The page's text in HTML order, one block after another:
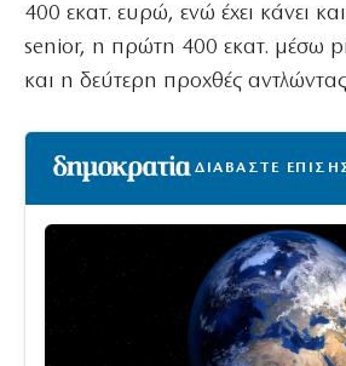
400 εκατ. ευρώ, ενώ έχει κάνει
senior, η πρώτη 400 εκατ. μέσω
και η δεύτερη προχθές
ΔΙΑΒΑΣΤΕ